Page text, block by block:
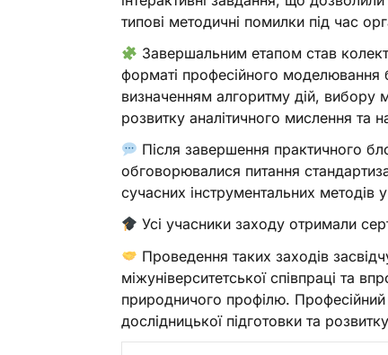
типові методичні помилки під час
Завершальним етапом став
форматі професійного моделювання
визначенням алгоритму дій, вибору
розвитку аналітичного мислення та
Після завершення практичного
обговорювалися питання
сучасних інструментальних методів
Усі учасники заходу отримали
Проведення таких заходів
міжуніверситетської співпраці та
природничого профілю.
дослідницької підготовки та